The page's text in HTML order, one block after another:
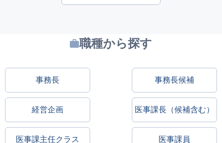
職種から探す
事務長 事務長候補
経営企画 医事課長（候補含む）
医事課主任クラス 医事課員